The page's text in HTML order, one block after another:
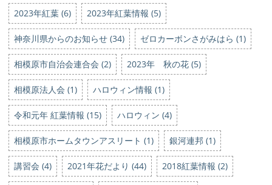
2023年紅葉 (6) 2023年紅葉情報 (5)
神奈川県からのお知らせ (34) ゼロカーボンさがみはら (1)
相模原市自治会連合会 (2) 2023年 秋の花 (5)
相模原法人会 (1) ハロウィン情報 (1)
令和元年 紅葉情報 (15) ハロウィン (4)
相模原市ホームタウンアスリート (1) 銀河連邦 (1)
講習会 (4) 2021年花だより (44) 2018紅葉情報 (2)